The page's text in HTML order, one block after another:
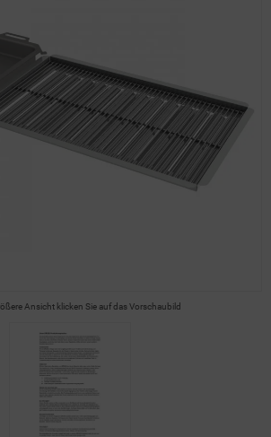
Ansicht klicken Sie auf das Vorschaubild